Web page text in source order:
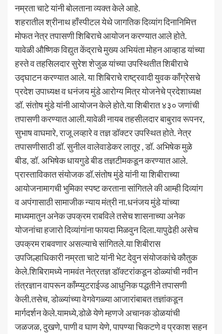
नम्रता चाटे यांनी बोलताना व्यक्त केले आहे.
शहरातील श्रीनाथ हाँस्पीटल येथे जागतिक दिव्यांग दिनानिमित्त
मोफत नेत्र तपासणी शिबिराचे आयोजन करण्यात आले होते.
यावेळी औष्णिक विद्युत केंद्राचे मुख्य अभियंता मोहन आव्हाड यांच्या
हस्ते व तहसिलदार सुरेश शेजुळ यांच्या उपस्थितीत शिबीराचे
उद्घाटन करण्यात आले. या शिबिराचे राष्ट्रवादी युवक काँग्रेसचे
प्रदेश उपाध्यक्ष व धनंजय मुंडे आरोग्य मित्र योजनेचे प्रदेशाध्यक्ष
डॉ. संतोष मुंडे यांनी आयोजन केले होते.या शिबीरात ४३० जणांची
तपासणी करण्यात आली.यावेळी नायब तहसीलदार बाबुराव रूपनर,
सुभाष वाघमारे, राजू लव्हारे व तज्ञ डॉक्टर उपस्थित होते. नेत्र
तपासणीसाठी डॉ. सुनील वालेवाडेकर लातूर , डॉ. अभिषेक मुळे
बीड, डॉ. अभिषेक धायगुडे बीड तज्ञटीमकडून करण्यात आले.
प्रास्ताविकात संयोजक डॉ.संतोष मुंडे यांनी या शिबीराच्या
आयोजनामागची भुमिका स्पष्ट करताना सांगितले की आम्ही दिव्यांग
व अपंगासाठी सामाजीक न्याय मंत्री ना.धनंजय मुंडे यांच्या
माध्यमातुन अनेक उपक्रम राबविले तसेच शासनाच्या अनेक
योजनांचा हजारो दिव्यांगांना फायदा मिळवुन दिला.यापुढेही असेच
उपक्रम राबवणार असल्याचे सांगितले.या शिबीरास
उपजिल्हाधिकारी नम्रता चाटे यांनी भेट देवुन संयोजकांचे कौतुक
केले.शिबिरामध्ये नामवंत नेत्रतज्ञ डॉक्टरांकडून डोळ्यांची नवीन
तंत्रज्ञान वापरून काँम्प्युटराईज्ड आधुनिक पद्धतीने तपासणी
केली.तसेच, डोळ्यांच्या वेगवेगळ्या आजारांबाबत तज्ञांकडून
मार्गदर्शन केले.यामध्ये,डोळे येणे म्हणजे अचानक डोळयांची
जळजळ, दुखणे, पाणी व घाण येणे, पापण्या चिकटणे व प्रकाश सहन